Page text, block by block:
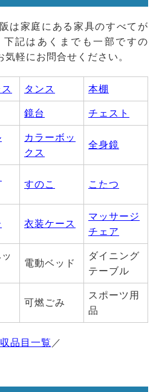
は家庭にある家具のすべてが
記はあくまでも一部ですの
軽にお問合せください。
タンス 本棚
鏡台 チェスト
カラーボッ
クス
全身鏡
すのこ こたつ
衣装ケース
マッサージ
チェア
電動ベッド
ダイニング
テーブル
可燃ごみ
スポーツ用
品
品目一覧 ／